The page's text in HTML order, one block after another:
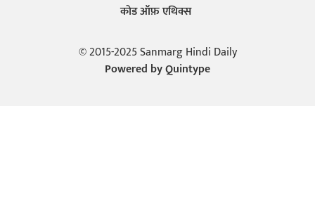
कोड ऑफ़ एथिक्स
© 2015-2025 Sanmarg Hindi Daily
Powered byQuintype